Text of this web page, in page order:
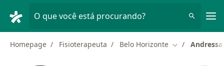
O que você está procurando?
Homepage Fisioterapeuta Belo Horizonte Mudar de